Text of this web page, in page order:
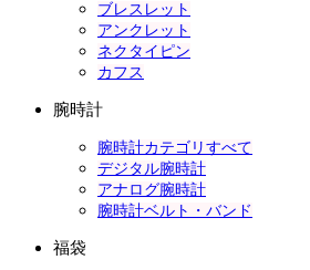
ブレスレット
アンクレット
ネクタイピン
カフス
腕時計
腕時計カテゴリすべて
デジタル腕時計
アナログ腕時計
腕時計ベルト・バンド
福袋